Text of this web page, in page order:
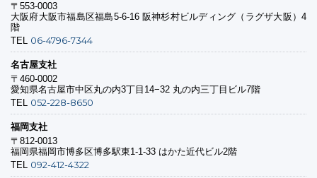
〒553-0003
大阪府大阪市福島区福島5-6-16 阪神杉村ビルディング（ラグザ大阪）4
階
TEL 06-4796-7344
名古屋支社
〒460-0002
愛知県名古屋市中区丸の内3丁目14−32 丸の内三丁目ビル7階
TEL 052-228-8650
福岡支社
〒812-0013
福岡県福岡市博多区博多駅東1-1-33 はかた近代ビル2階
TEL 092-412-4322